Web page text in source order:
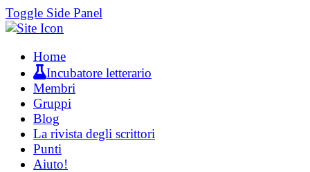
Toggle Side Panel
Home
Incubatore letterario
Membri
Gruppi
Blog
La rivista degli scrittori
Punti
Aiuto!